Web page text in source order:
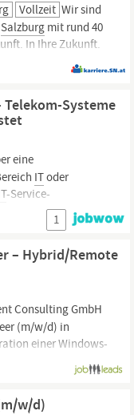
Vollzeit Wir sind
Salzburg mit rund 40
In Ihre Zukunft.
Vollzeit)
Sie
Telekom-Systeme
eine
IToder
-Service-
im Rahmen eines
zu übernehmen.
1
– Hybrid/Remote
Consulting GmbH
(m/w/d) in
einer Windows-
die
Sie arbeiten in
Sicherheit,
w/d)